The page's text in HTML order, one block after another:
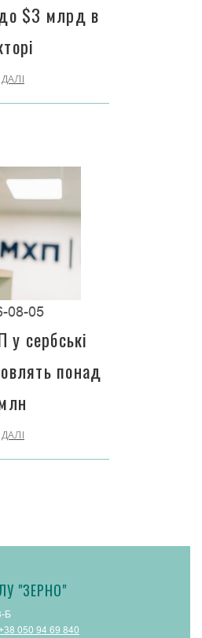
$3 млрд в
08-05
у сербські
понад
"ЗЕРНО"
Б
050 94 69 840